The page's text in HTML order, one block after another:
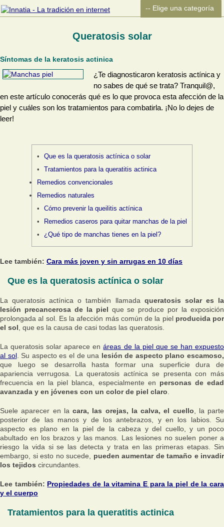
Queratosis solar
Síntomas de la keratosis actinica
¿Te diagnosticaron keratosis actínica y
no sabes de qué se trata? Tranquil@,
en este artículo conocerás qué es lo que provoca esta afección de la
piel y cuáles son los tratamientos para combatirla. ¡No lo dejes de
leer!
Que es la queratosis actínica o solar
Tratamientos para la queratitis actinica
Remedios convencionales
Remedios naturales
Cómo prevenir la queilitis actínica
Remedios caseros para quitar manchas de la piel
¿Qué tipo de manchas tienes en la piel?
Lee también: Cara más joven y sin arrugas en 10 días
Que es la queratosis actínica o solar
La queratosis actínica o también llamada queratosis solar es la
lesión precancerosa de la piel que se produce por la exposición
prolongada al sol. Es la afección más común de la piel producida por
el sol , que es la causa de casi todas las queratosis.
La queratosis solar aparece enáreas de la piel que se han expuesto
al sol. Su aspecto es el de una lesión de aspecto plano escamoso,
que luego se desarrolla hasta formar una superficie dura de
apariencia verrugosa. La queratosis actínica se presenta con más
frecuencia en la piel blanca, especialmente en personas de edad
avanzada y en jóvenes con un color de piel claro
Suele aparecer en la cara, las orejas, la calva, el cuello , la parte
posterior de las manos y de los antebrazos, y en los labios. Su
aspecto es plano en la piel de la cabeza y del cuello, y un poco
abultado en los brazos y las manos. Las lesiones no suelen poner a
riesgo la vida si se las detecta y trata en las primeras etapas. Sin
embargo, si esto no sucede, pueden aumentar de tamaño e invadir
los tejidos circundantes.
Lee también: Propiedades de la vitamina E para la piel de la cara
y el cuerpo
Tratamientos para la queratitis actinica